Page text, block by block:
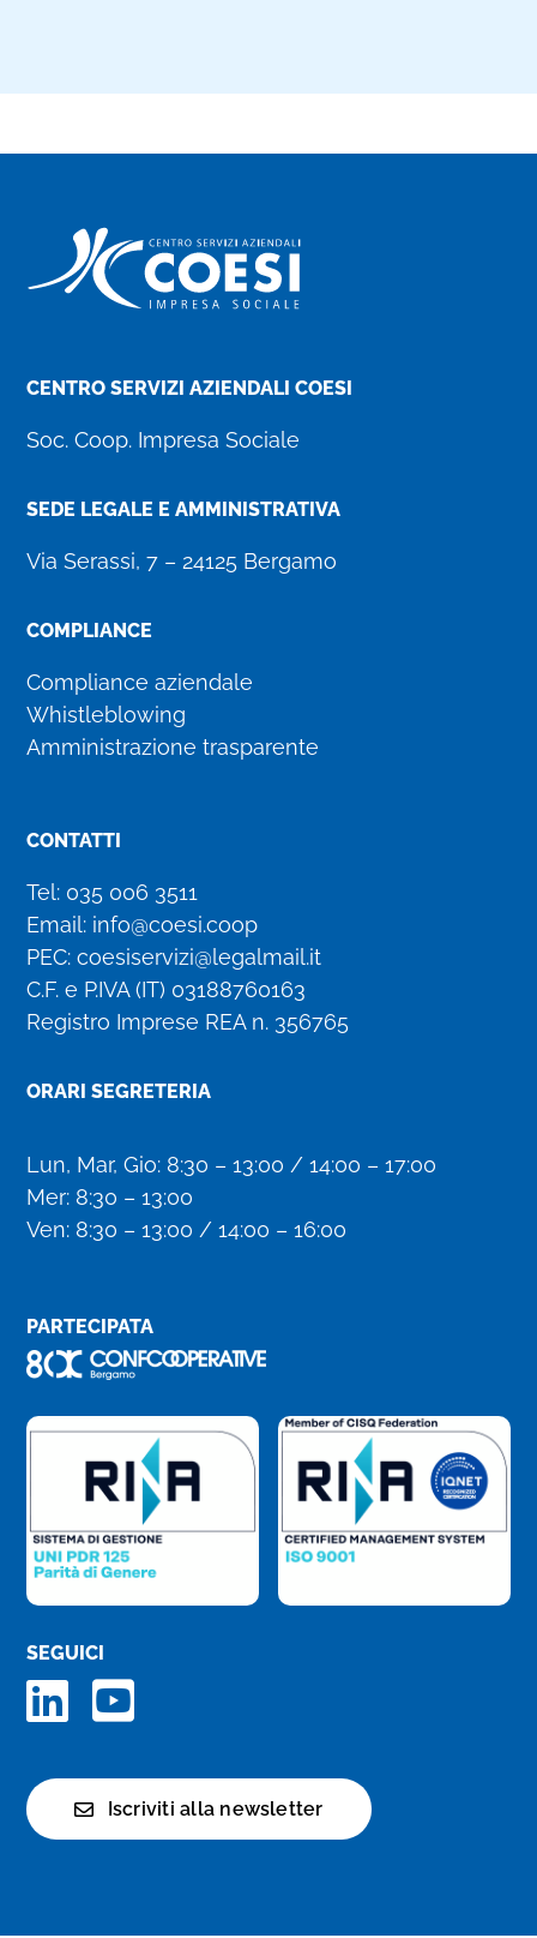
CENTRO SERVIZI AZIENDALI COESI
Soc. Coop. Impresa Sociale
SEDE LEGALE E AMMINISTRATIVA
Via Serassi, 7 – 24125 Bergamo
COMPLIANCE
Compliance aziendale
Whistleblowing
Amministrazione trasparente
CONTATTI
Tel: 035 006 3511
Email: info@coesi.coop
PEC:coesiservizi@legalmail.it
C.F. e P.IVA (IT) 03188760163
Registro Imprese REA n. 356765
ORARI SEGRETERIA
Lun, Mar, Gio: 8:30 – 13:00 / 14:00 – 17:00
Mer: 8:30 – 13:00
Ven: 8:30 – 13:00 / 14:00 – 16:00
PARTECIPATA
SEGUICI
Iscriviti alla newsletter